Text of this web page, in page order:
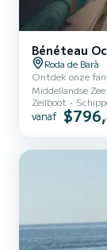
Bénéteau
Roda de Barà
Ontdek onze
Middellandse
Zeilboot
vanaf